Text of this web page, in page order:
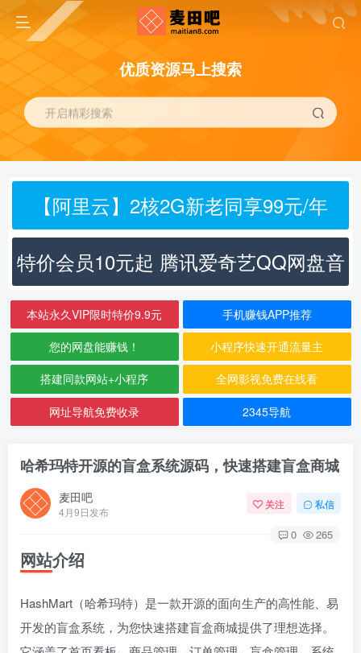
优质资源马上搜索
开启精彩搜索
【阿里云】2核2G新老同享99元/年
特价会员10元起 腾讯爱奇艺QQ网盘音
乐
本站永久VIP限时特价9.9元 手机赚钱APP推荐
您的网盘能赚钱！ 小程序快速开通流量主
搭建同款网站+小程序 全网影视免费在线看
网址导航免费收录 2345导航
哈希玛特开源的盲盒系统源码，快速搭建盲盒商城
麦田吧
4月9日发布
关注 私信
0 265
网站介绍
HashMart（哈希玛特）是一款开源的面向生产的高性能、易
开发的盲盒系统，为您快速搭建盲盒商城提供了理想选择。